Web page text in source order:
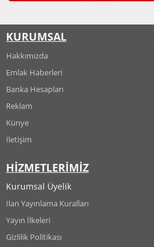
KURUMSAL
Hakkımızda
Emlak Haberleri
Banka Hesapları
Reklam
Künye
İletişim
HİZMETLERİMİZ
Kurumsal Üyelik
İlan Yayınlama Kuralları
Yayın İlkeleri
Gizlilik Politikası